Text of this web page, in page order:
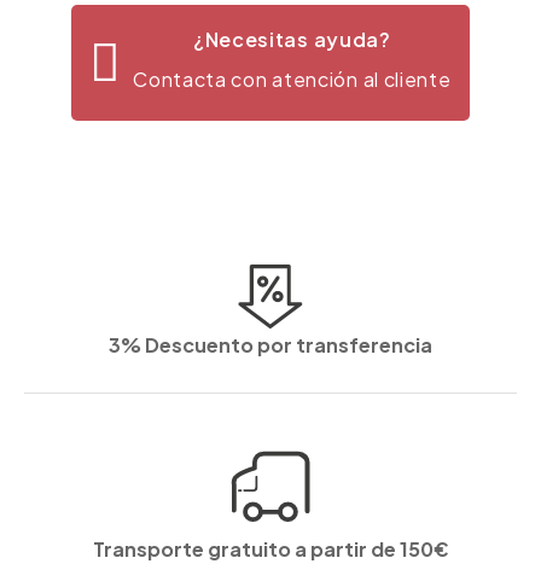
¿Necesitas ayuda?
Contacta con atención al cliente
3% Descuento por transferencia
Transporte gratuito a partir de 150€